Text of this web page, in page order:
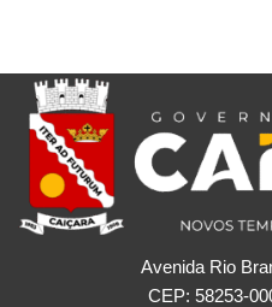
Avenida Rio
CEP: 58253-